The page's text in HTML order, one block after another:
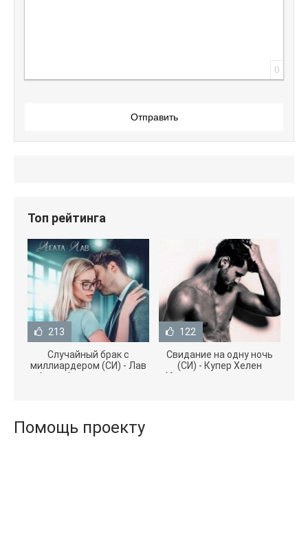
0
Отправить
Топ рейтинга
213
Случайный брак с
миллиардером (СИ) - Лав
Агата (полная версия
122
Свидание на одну ночь
(СИ) - Купер Хелен
(бесплатные серии книг
Помощь проекту